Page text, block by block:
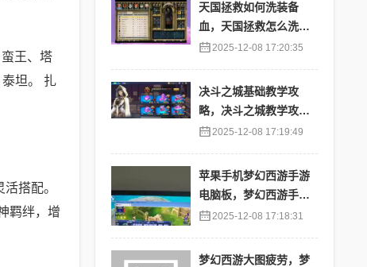
王、塔
坦。 扎
搭配。
羁绊，增
天国拯救如何洗装备
血，天国拯救怎么洗衣
服 2025-12-08 17:20:35
决斗之城基础教学攻
略，决斗之城教学攻略2
1112025-12-08 17:19:49
苹果手机梦幻西游手游
电脑板，梦幻西游手游
苹果端怎么在电脑上登
2025-12-08 17:18:31
梦幻西游大图疲劳，梦